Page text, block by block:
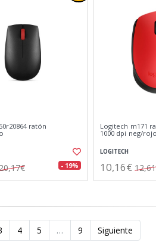
ratón
- 19%
Logitech m171
1000 dpi neg/
LOGITECH
10,16€
4 5 … 9 Siguiente